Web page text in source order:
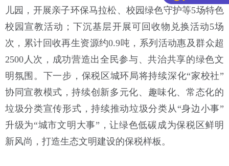
儿园，开展亲子环保马拉松、校园绿色守护等5场特色
校园宣教活动；下沉基层开展可回收物兑换活动5场
次，累计回收再生资源约0.9吨，系列活动惠及群众超
2500人次，成功营造出全民参与、共治共享的绿色文
明氛围。下一步，保税区城环局将持续深化“家校社”
协同宣教模式，持续创新多元化、趣味化、常态化的
垃圾分类宣传形式，持续推动垃圾分类从“身边小事”
升级为“城市文明大事”，让绿色低碳成为保税区鲜明
新风尚，打造生态文明建设的保税样板。